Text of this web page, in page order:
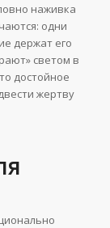
наживка
одни
держат его
светом в
достойное
жертву